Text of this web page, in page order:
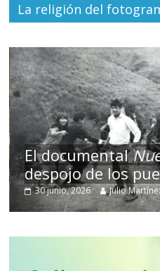
La religión del
El documental
despojo de los
30 junio, 2026 Julio